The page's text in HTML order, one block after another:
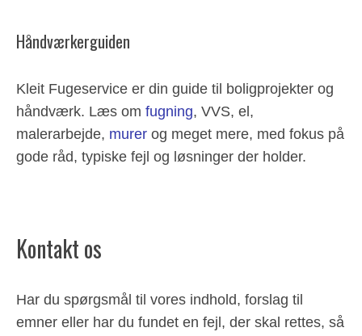
Håndværkerguiden
Kleit Fugeservice er din guide til boligprojekter og
håndværk. Læs om fugning, VVS, el,
malerarbejde, murer og meget mere, med fokus på
gode råd, typiske fejl og løsninger der holder.
Kontakt os
Har du spørgsmål til vores indhold, forslag til
emner eller har du fundet en fejl, der skal rettes, så